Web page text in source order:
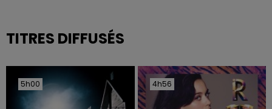
TITRES DIFFUSÉS
5h00
5h00 4h56
4h56